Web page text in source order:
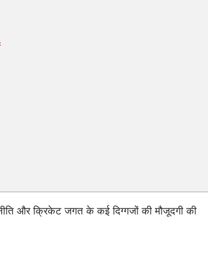
और क्रिकेट जगत के कई दिग्गजों की मौजूदगी की